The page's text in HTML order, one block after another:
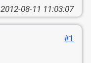
2012-08-11 11:03:07
#1